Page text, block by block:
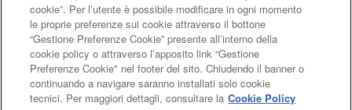
risoluzione alternativa controversie consumatori - ADR/ODR
Informativa
sulla privacy |Informativa sulla garanzia legale di conformità|Informativa
sul diritto di recesso| Informativa sul RAEE|Informativa sui cookie
di Autoregolamentazione Netcomm |Netcomm Spazio Consumatori
LaFeltrinelli Internet Bookshop S.r.l. - Sede legale e amministrativa Via
Tucidide 14, 20134 Milano - C.F. e P.I. 05329570963 - Reg. imprese di Milano
Monza Brianza Lodi nr. 05329570963 - R.E.A. MI 1813088 - Capitale Sociale €
10.000,00 i.v. - A Socio Unico soggetta ad attività di direzione e
cookie”. Per l’utente è possibile modificare in ogni momento
le proprie preferenze sui cookie attraverso il bottone
“Gestione Preferenze Cookie” presente all’interno della
cookie policy o attraverso l’apposito link “Gestione
Preferenze Cookie" nel footer del sito. Chiudendo il banner o
continuando a navigare saranno installati solo cookie
tecnici. Per maggiori dettagli, consultare la Cookie Policy